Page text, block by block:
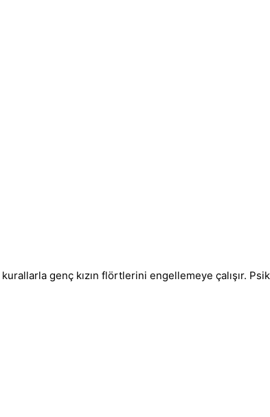
genç kızın flörtlerini engellemeye çalışır.